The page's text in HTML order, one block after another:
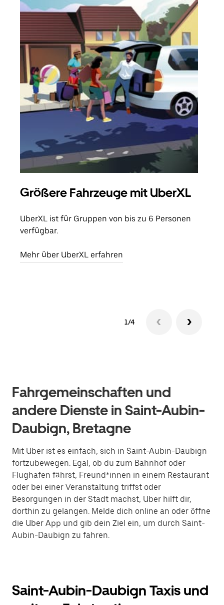
Größere Fahrzeuge mit UberXL
UberXL ist für Gruppen von bis zu 6 Personen
verfügbar.
Mehr über UberXL erfahren
1/4
Fahrgemeinschaften und
andere Dienste in Saint-Aubin-
Daubign, Bretagne
Mit Uber ist es einfach, sich in Saint-Aubin-Daubign
fortzubewegen. Egal, ob du zum Bahnhof oder
Flughafen fährst, Freund*innen in einem Restaurant
oder bei einer Veranstaltung triffst oder
Besorgungen in der Stadt machst, Uber hilft dir,
dorthin zu gelangen. Melde dich online an oder öffne
die Uber App und gib dein Ziel ein, um durch Saint-
Aubin-Daubign zu fahren.
Saint-Aubin-Daubign Taxis und